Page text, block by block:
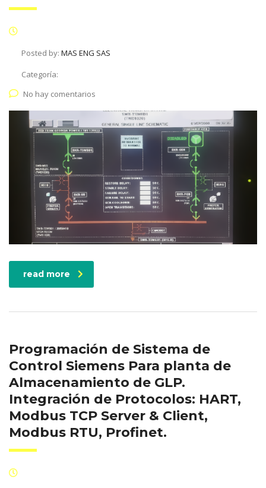
Posted by: MAS ENG SAS
Categoría:
No hay comentarios
read more
Programación de Sistema de
Control Siemens Para planta de
Almacenamiento de GLP.
Integración de Protocolos: HART,
Modbus TCP Server & Client,
Modbus RTU, Profinet.